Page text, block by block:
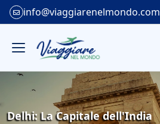
info@viaggiarenelmondo.com
Delhi: La Capitale dell'India